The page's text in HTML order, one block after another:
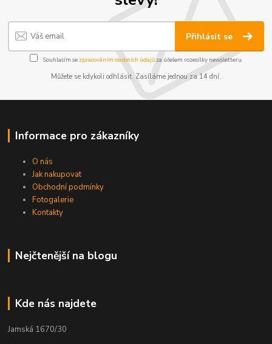
Přihlásit se
Souhlasím se zpracováním osobních údajůza účelem rozesílky newsletteru.
Můžete se kdykoli odhlásit. Zasíláme jednou za 14 dní.
Informace pro zákazníky
O nás
Jak nakupovat
Obchodní podmínky
Fotogalerie
Kontakty
Nejčtenější na blogu
Kde nás najdete
Jamská 1670/30